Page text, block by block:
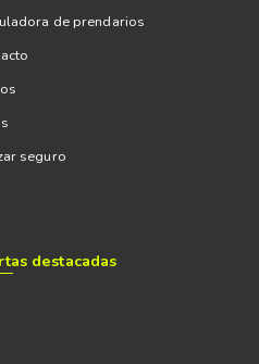
de prendarios
seguro
destacadas